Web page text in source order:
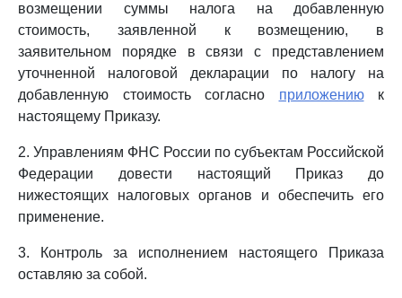
возмещении суммы налога на добавленную
стоимость, заявленной к возмещению, в
заявительном порядке в связи с представлением
уточненной налоговой декларации по налогу на
добавленную стоимость согласно приложениюк
настоящему Приказу.
2. Управлениям ФНС России по субъектам Российской
Федерации довести настоящий Приказ до
нижестоящих налоговых органов и обеспечить его
применение.
3. Контроль за исполнением настоящего Приказа
оставляю за собой.